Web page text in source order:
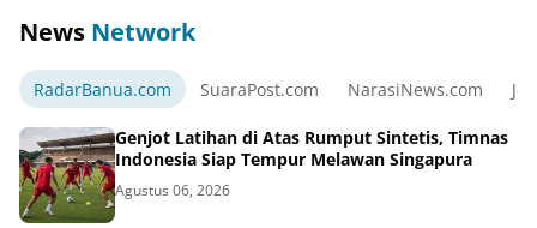
News Network
RadarBanua.com SuaraPost.com NarasiNews.com
Genjot Latihan di Atas Rumput Sintetis, Timnas
Indonesia Siap Tempur Melawan Singapura
Agustus 06, 2026